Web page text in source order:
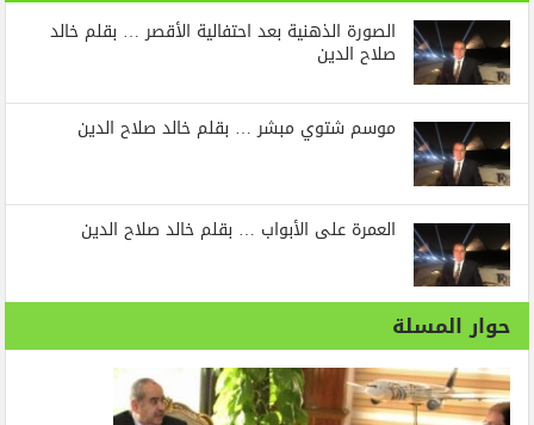
الصورة الذهنية بعد احتفالية الأقصر … بقلم خالد
صلاح الدين
موسم شتوي مبشر … بقلم خالد صلاح الدين
العمرة على الأبواب … بقلم خالد صلاح الدين
حوار المسلة